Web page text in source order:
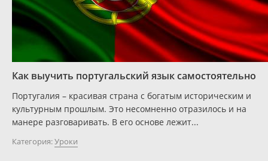
Как выучить португальский язык самостоятельно
Португалия – красивая страна с богатым историческим и
культурным прошлым. Это несомненно отразилось и на
манере разговаривать. В его основе лежит...
Категория:Уроки